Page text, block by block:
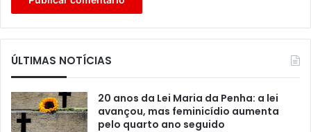
ÚLTIMAS NOTÍCIAS
20 anos da Lei Maria da Penha: a lei
avançou, mas feminicídio aumenta
pelo quarto ano seguido